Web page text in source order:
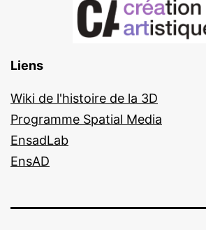
Liens
Wiki de l'histoire de la 3D
Programme Spatial Media
EnsadLab
EnsAD